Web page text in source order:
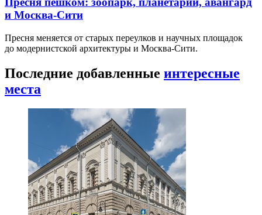
и Москва-Сити
Пресня меняется от старых переулков и научных площадок
до модернистской архитектуры и Москва-Сити.
Последние добавленные интересные
места